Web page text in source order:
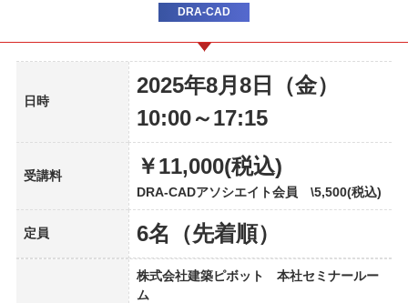
DRA-CAD
日時
2025年8月8日（金）
10:00～17:15
受講料 ￥11,000(税込)
DRA-CADアソシエイト会員 \5,500(税込)
定員 6名（先着順）
株式会社建築ピボット 本社セミナールー
ム